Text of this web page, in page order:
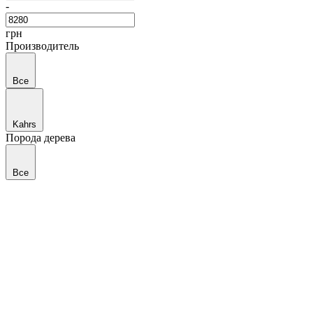
-
грн
Производитель
Все
Kahrs
Порода дерева
Все